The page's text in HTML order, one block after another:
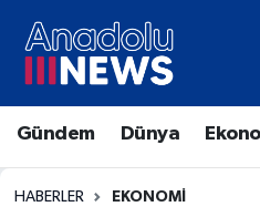
Gündem Dünya
HABERLER EKONOMI
Hava Durumu
Trafik Durumu
Süper Lig Puan